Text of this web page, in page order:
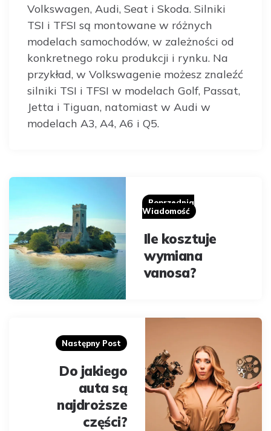
Volkswagen, Audi, Seat i Skoda. Silniki
TSI i TFSI są montowane w różnych
modelach samochodów, w zależności od
konkretnego roku produkcji i rynku. Na
przykład, w Volkswagenie możesz znaleźć
silniki TSI i TFSI w modelach Golf, Passat,
Jetta i Tiguan, natomiast w Audi w
modelach A3, A4, A6 i Q5.
Post
navigation
Poprzednia
Wiadomość
Ile kosztuje
wymiana
vanosa?
Następny Post
Do jakiego
auta są
najdroższe
części?